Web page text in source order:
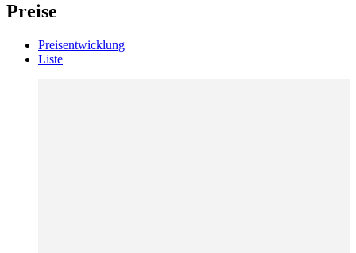
Preise
Preisentwicklung
Liste